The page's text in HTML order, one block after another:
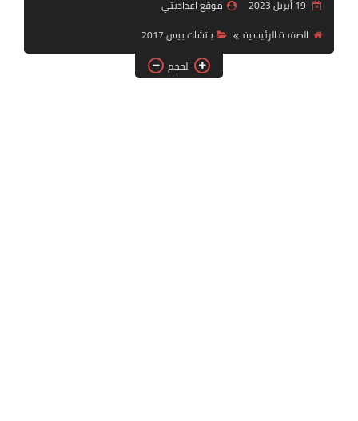
بلايستيشن PS2موقع اعداديتي
الصفحة الرئيسية
باتشات بيس 2017
الحجم